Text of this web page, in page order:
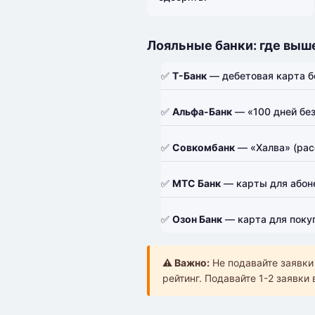
Лояльные банки: где
✅ Т-Банк — дебетовая карта
✅ Альфа-Банк — «100 дней
✅ Совкомбанк — «Халва»
✅ МТС Банк — карты для
✅ Озон Банк — карта для
⚠️ Важно: Не подавайте
рейтинг. Подавайте 1-2